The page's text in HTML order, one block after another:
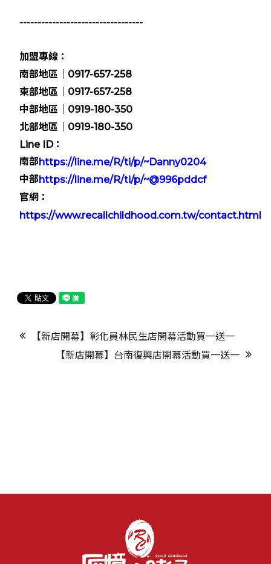
----------------------------------
加盟專線：
南部地區｜0917-657-258
東部地區｜0917-657-258
中部地區｜0919-180-350
北部地區｜0919-180-350
Line ID：
南部https://line.me/R/ti/p/~Danny0204
中部 https://line.me/R/ti/p/~@996pddcf
官網：
https://www.recallchildhood.com.tw/contact.html
【新店開幕】彰化員林民生店開幕活動買一送一
【新店開幕】台南復興店開幕活動買一送一